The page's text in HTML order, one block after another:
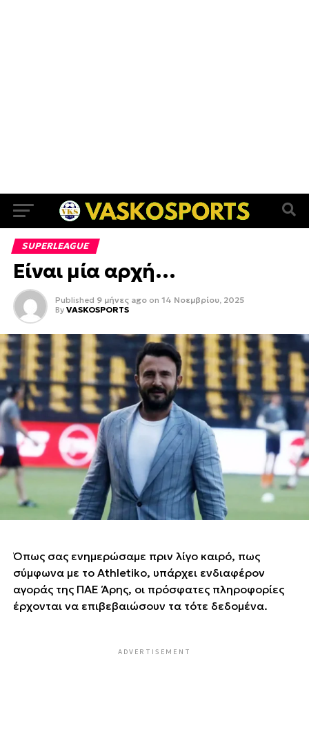
SUPERLEAGUE
Είναι μία αρχή…
Published 9 μήνες ago on 14 Νοεμβρίου, 2025
By VASKOSPORTS
Όπως σας ενημερώσαμε πριν λίγο καιρό, πως
σύμφωνα με το Athletiko, υπάρχει ενδιαφέρον
αγοράς της ΠΑΕ Άρης, οι πρόσφατες πληροφορίες
έρχονται να επιβεβαιώσουν τα τότε δεδομένα.
ADVERTISEMENT